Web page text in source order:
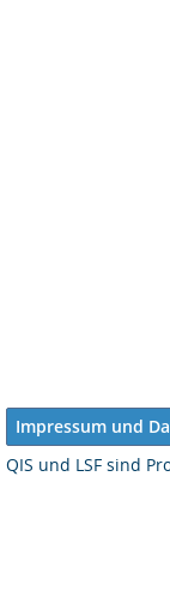
Impressum und
QIS und LSF sind